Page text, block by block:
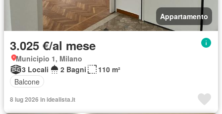
Appartamento
3.025 €/al mese
Municipio 1, Milano
3 Locali
2 Bagni
110 m²
Balcone
8 lug 2026 in idealista.it